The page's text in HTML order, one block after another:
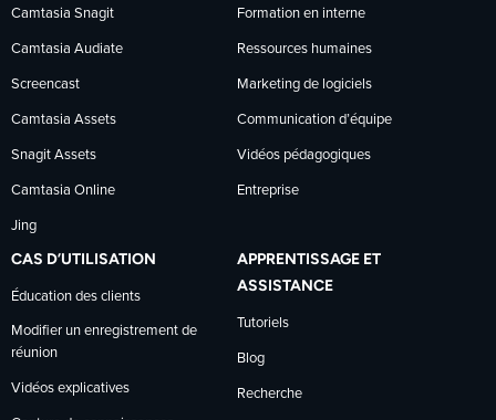
Facebook
LinkedIn
YouTube
Camtasia Snagit
Camtasia Audiate
Screencast
Camtasia Assets
Snagit Assets
Camtasia Online
Jing
Formation en interne
Ressources humaines
Marketing de logiciels
Communication d’équipe
Vidéos pédagogiques
Entreprise
CAS D’UTILISATION
Éducation des clients
Modifier un enregistrement de
réunion
Vidéos explicatives
APPRENTISSAGE ET
ASSISTANCE
Tutoriels
Blog
Recherche